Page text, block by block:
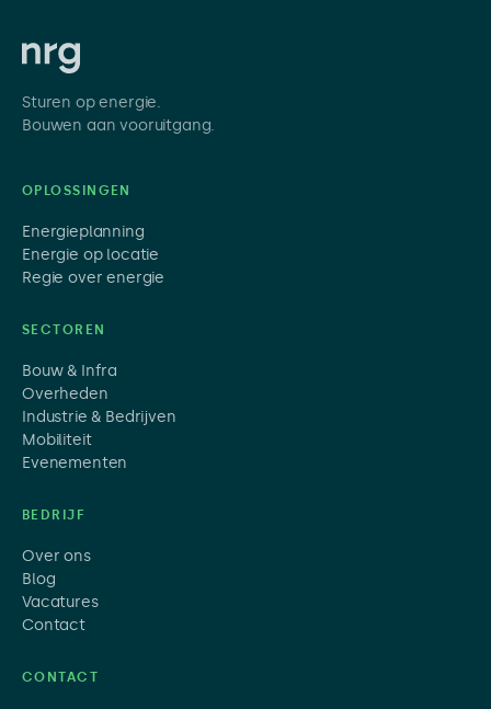
Sturen op energie.
Bouwen aan vooruitgang.
OPLOSSINGEN
Energieplanning
Energie op locatie
Regie over energie
SECTOREN
Bouw & Infra
Overheden
Industrie & Bedrijven
Mobiliteit
Evenementen
BEDRIJF
Over ons
Blog
Vacatures
Contact
CONTACT